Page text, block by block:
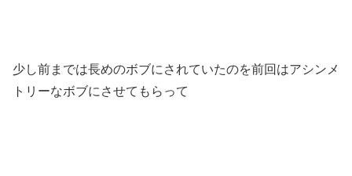
少し前までは長めのボブにされていたのを前回はアシンメ
トリーなボブにさせてもらって